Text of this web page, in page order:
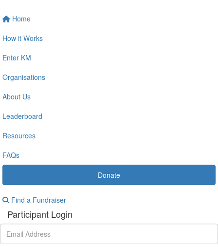
Home
How it Works
Enter KM
Organisations
About Us
Leaderboard
Resources
FAQs
Donate
Find a Fundraiser
Participant Login